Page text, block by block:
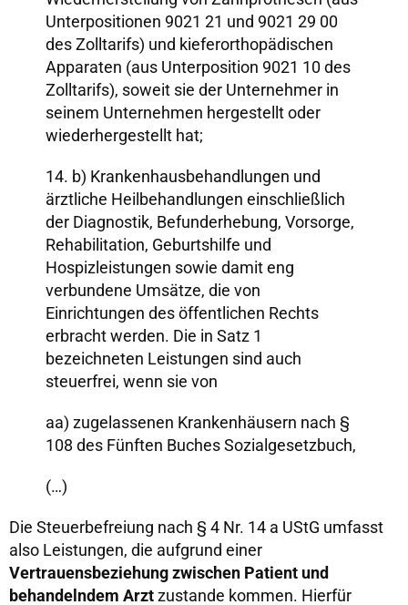
Unterpositionen 9021 21 und 9021 29 00
des Zolltarifs) und kieferorthopädischen
Apparaten (aus Unterposition 9021 10 des
Zolltarifs), soweit sie der Unternehmer in
seinem Unternehmen hergestellt oder
wiederhergestellt hat;
14. b) Krankenhausbehandlungen und
ärztliche Heilbehandlungen einschließlich
der Diagnostik, Befunderhebung, Vorsorge,
Rehabilitation, Geburtshilfe und
Hospizleistungen sowie damit eng
verbundene Umsätze, die von
Einrichtungen des öffentlichen Rechts
erbracht werden. Die in Satz 1
bezeichneten Leistungen sind auch
steuerfrei, wenn sie von
aa) zugelassenen Krankenhäusern nach §
108 des Fünften Buches Sozialgesetzbuch,
(…)
Die Steuerbefreiung nach § 4 Nr. 14 a UStG umfasst
also Leistungen, die aufgrund einer
Vertrauensbeziehung zwischen Patient und
behandelndem Arzt zustande kommen. Hierfür